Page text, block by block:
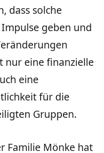
dass solche
geben und
nur eine finanzielle
eine
für die
Gruppen.
Familie Mönke hat